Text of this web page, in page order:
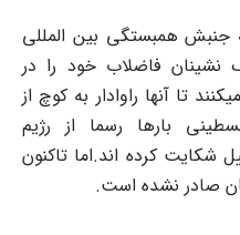
جنبش همبستگی بین المللی
نشینان فاضلاب خود را در
تا آنها راوادار به کوچ از
بارها رسما از رژیم
شکایت کرده اند.اما تاکنون
صادر نشده است.